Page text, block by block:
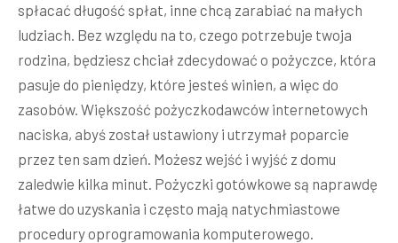
spłacać długość spłat, inne chcą zarabiać na małych
ludziach. Bez względu na to, czego potrzebuje twoja
rodzina, będziesz chciał zdecydować o pożyczce, która
pasuje do pieniędzy, które jesteś winien, a więc do
zasobów. Większość pożyczkodawców internetowych
naciska, abyś został ustawiony i utrzymał poparcie
przez ten sam dzień. Możesz wejść i wyjść z domu
zaledwie kilka minut. Pożyczki gotówkowe są naprawdę
łatwe do uzyskania i często mają natychmiastowe
procedury oprogramowania komputerowego.